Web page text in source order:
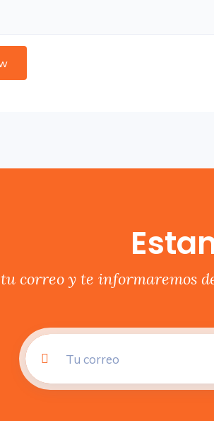
correo y te informaremos